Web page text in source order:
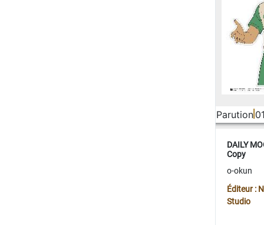
Parution
DAILY
Copy
o-okun
Éditeur :
Studio